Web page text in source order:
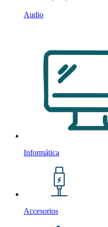
Audio
Informática
Accesorios